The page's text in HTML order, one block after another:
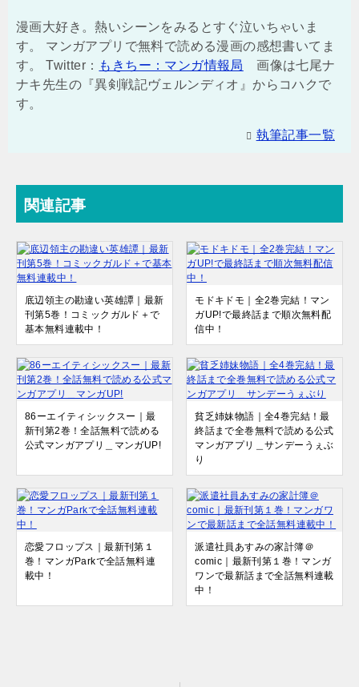
漫画大好き。熱いシーンをみるとすぐ泣いちゃいま
す。 マンガアプリで無料で読める漫画の感想書いてま
す。 Twitter： もきちー：マンガ情報局
画像は七尾ナ
ナキ先生の『異剣戦記ヴェルンディオ』からコハクで
す。
執筆記事一覧
関連記事
底辺領主の勘違い英雄譚｜最新
刊第5巻！コミックガルド＋で
基本無料連載中！
モドキドモ｜全2巻完結！マン
ガUP!で最終話まで順次無料配
信中！
86ーエイティシックスー｜最
新刊第2巻！全話無料で読める
公式マンガアプリ＿マンガUP!
貧乏姉妹物語｜全4巻完結！最
終話まで全巻無料で読める公式
マンガアプリ＿サンデーうぇぶ
り
恋愛フロップス｜最新刊第１
巻！マンガParkで全話無料連
載中！
派遣社員あすみの家計簿＠
comic｜最新刊第１巻！マンガ
ワンで最新話まで全話無料連載
中！